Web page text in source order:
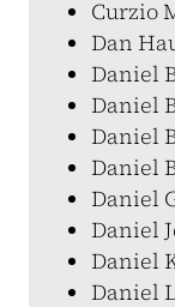
Curzio
Dan
Daniel
Daniel
Daniel
Daniel
Daniel
Daniel
Daniel
Daniel